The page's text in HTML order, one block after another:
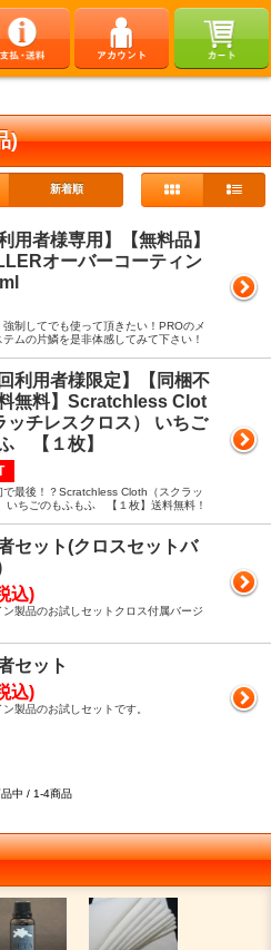
)
新着順
用者様専用】【無料品】
オーバーコーティン
強制してでも使って頂きたい！PROのメ
ムの片鱗を是非体感してみて下さい！
回利用者様限定】【同梱不
無料】Scratchless Clot
ッチレスクロス） いちご
【１枚】
で最後！？Scratchless Cloth（スクラッ
いちごのもふもふ 【１枚】送料無料！
セット(クロスセットバ
込)
製品のお試しセットクロス付属バージ
セット
込)
製品のお試しセットです。
中 / 1-4商品